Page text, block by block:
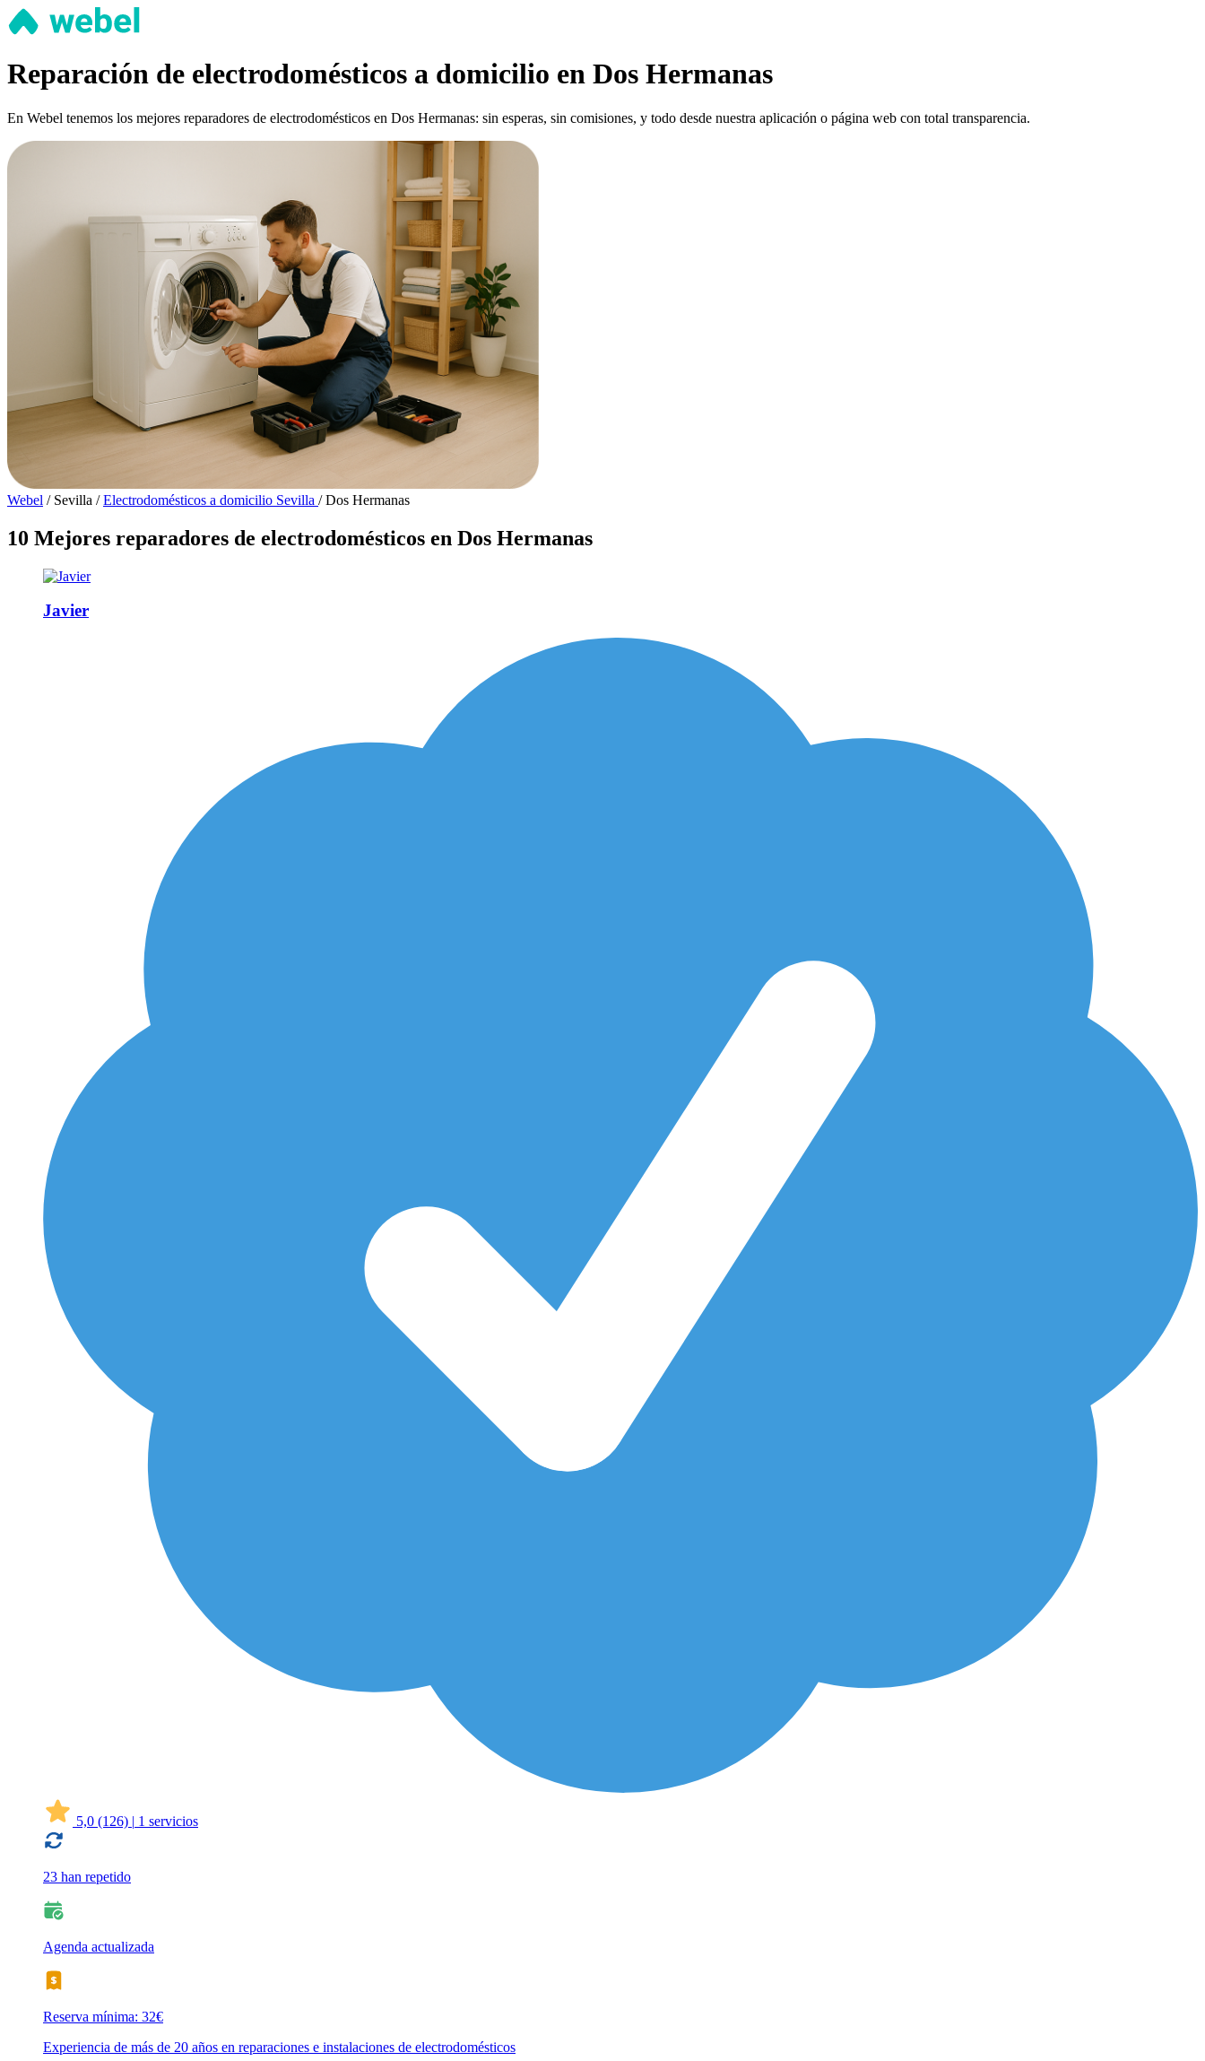
Reparación de electrodomésticos a domicilio en Dos Hermanas
En Webel tenemos los mejores reparadores de electrodomésticos en Dos Hermanas: sin esperas, sin comisiones, y todo desde nuestra aplicación o página web con total transparencia.
Webel / Sevilla / Electrodomésticos a domicilio Sevilla / Dos Hermanas
10 Mejores reparadores de electrodomésticos en Dos Hermanas
Javier
5,0 (126) | 1 servicios
23 han repetido
Agenda actualizada
Reserva mínima: 32€
Experiencia de más de 20 años en reparaciones e instalaciones de electrodomésticos